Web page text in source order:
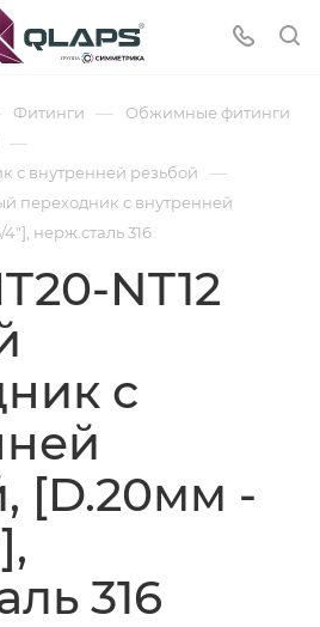
Фитинги — Обжимные фитинги
—
с внутренней резьбой —
переходник с внутренней
нерж.сталь 316
NT12
с
[D.20мм -
316